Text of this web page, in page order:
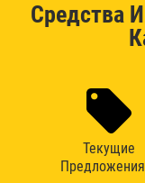
Средства
Текущие
Предложения